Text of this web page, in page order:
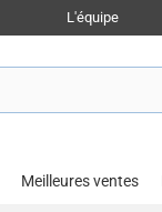
L'équipe
Meilleures ventes